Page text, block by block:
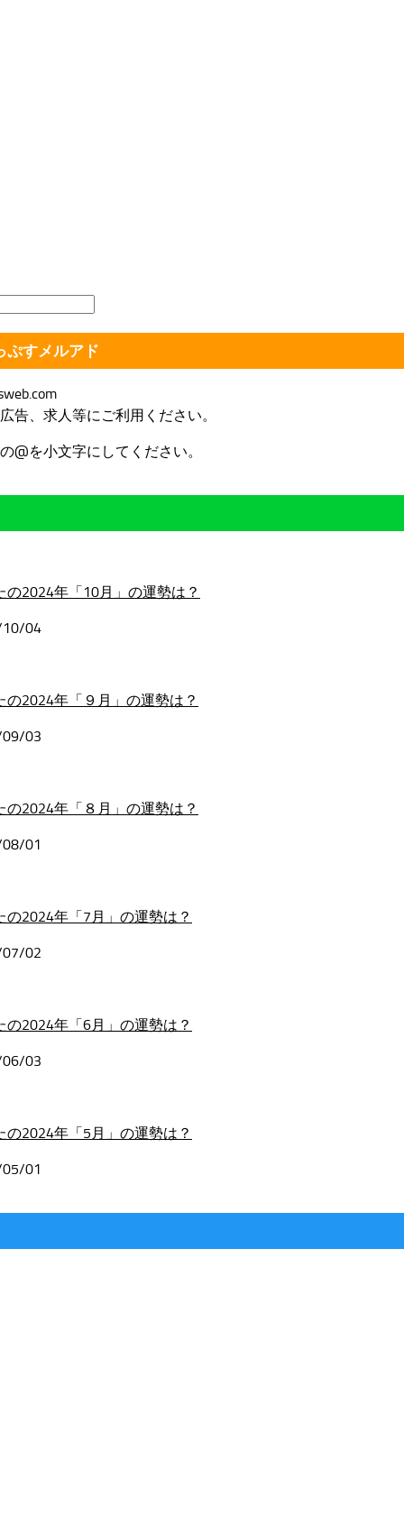
ぷすメルアド
告、求人等にご利用ください。
@を小文字にしてください。
の2024年「10月」の運勢は？
04
の2024年「９月」の運勢は？
03
の2024年「８月」の運勢は？
01
の2024年「7月」の運勢は？
02
の2024年「6月」の運勢は？
03
の2024年「5月」の運勢は？
01